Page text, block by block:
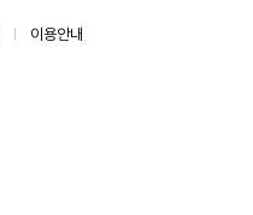
이용안내